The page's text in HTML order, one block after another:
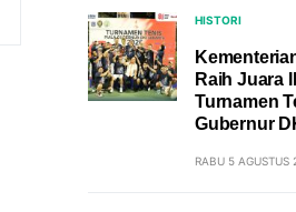
HISTORI
Raih Juara
Turnamen
Gubernur
RABU 5 AGUSTUS